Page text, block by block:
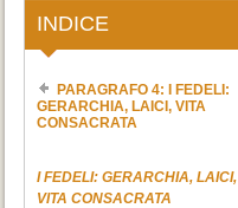
INDICE
PARAGRAFO 4: I FEDELI:
GERARCHIA, LAICI, VITA
CONSACRATA
I FEDELI: GERARCHIA, LAICI,
VITA CONSACRATA